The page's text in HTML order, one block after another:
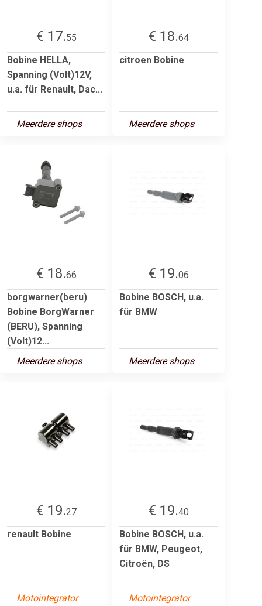
€ 17.55
Bobine HELLA,
Spanning (Volt)12V,
u.a. für Renault, Dac...
Meerdere shops
€ 18.64
citroen Bobine
Meerdere shops
€ 18.66
borgwarner(beru)
Bobine BorgWarner
(BERU), Spanning
(Volt)12...
Meerdere shops
€ 19.06
Bobine BOSCH, u.a.
für BMW
Meerdere shops
€ 19.27
renault Bobine
Motointegrator
€ 19.40
Bobine BOSCH, u.a.
für BMW, Peugeot,
Citroën, DS
Motointegrator